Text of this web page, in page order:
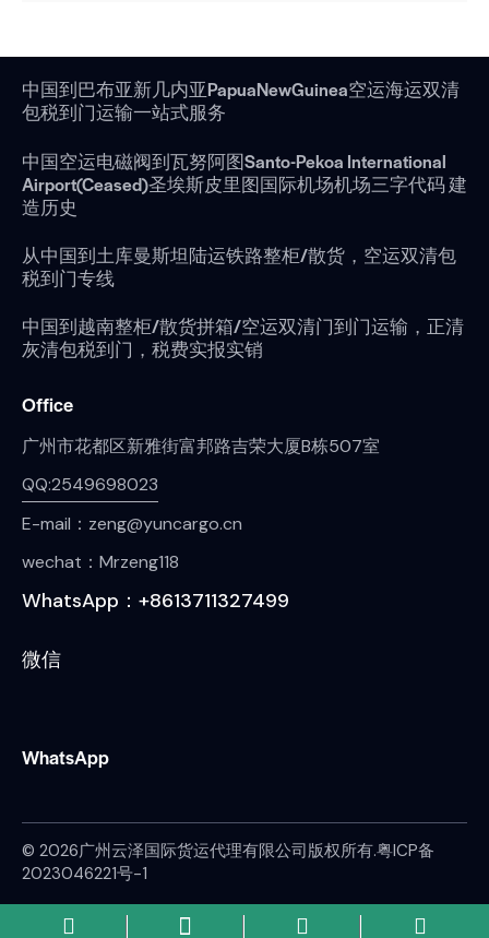
中国到巴布亚新几内亚PapuaNewGuinea空运海运双清
包税到门运输一站式服务
中国空运电磁阀到瓦努阿图Santo-Pekoa International
Airport(Ceased)圣埃斯皮里图国际机场机场三字代码 建
造历史
从中国到土库曼斯坦陆运铁路整柜/散货，空运双清包
税到门专线
中国到越南整柜/散货拼箱/空运双清门到门运输，正清
灰清包税到门，税费实报实销
Office
广州市花都区新雅街富邦路吉荣大厦B栋507室
QQ:2549698023
E-mail：zeng@yuncargo.cn
wechat：Mrzeng118
WhatsApp：+8613711327499
微信
WhatsApp
© 2026广州云泽国际货运代理有限公司版权所有.粤ICP备
2023046221号-1